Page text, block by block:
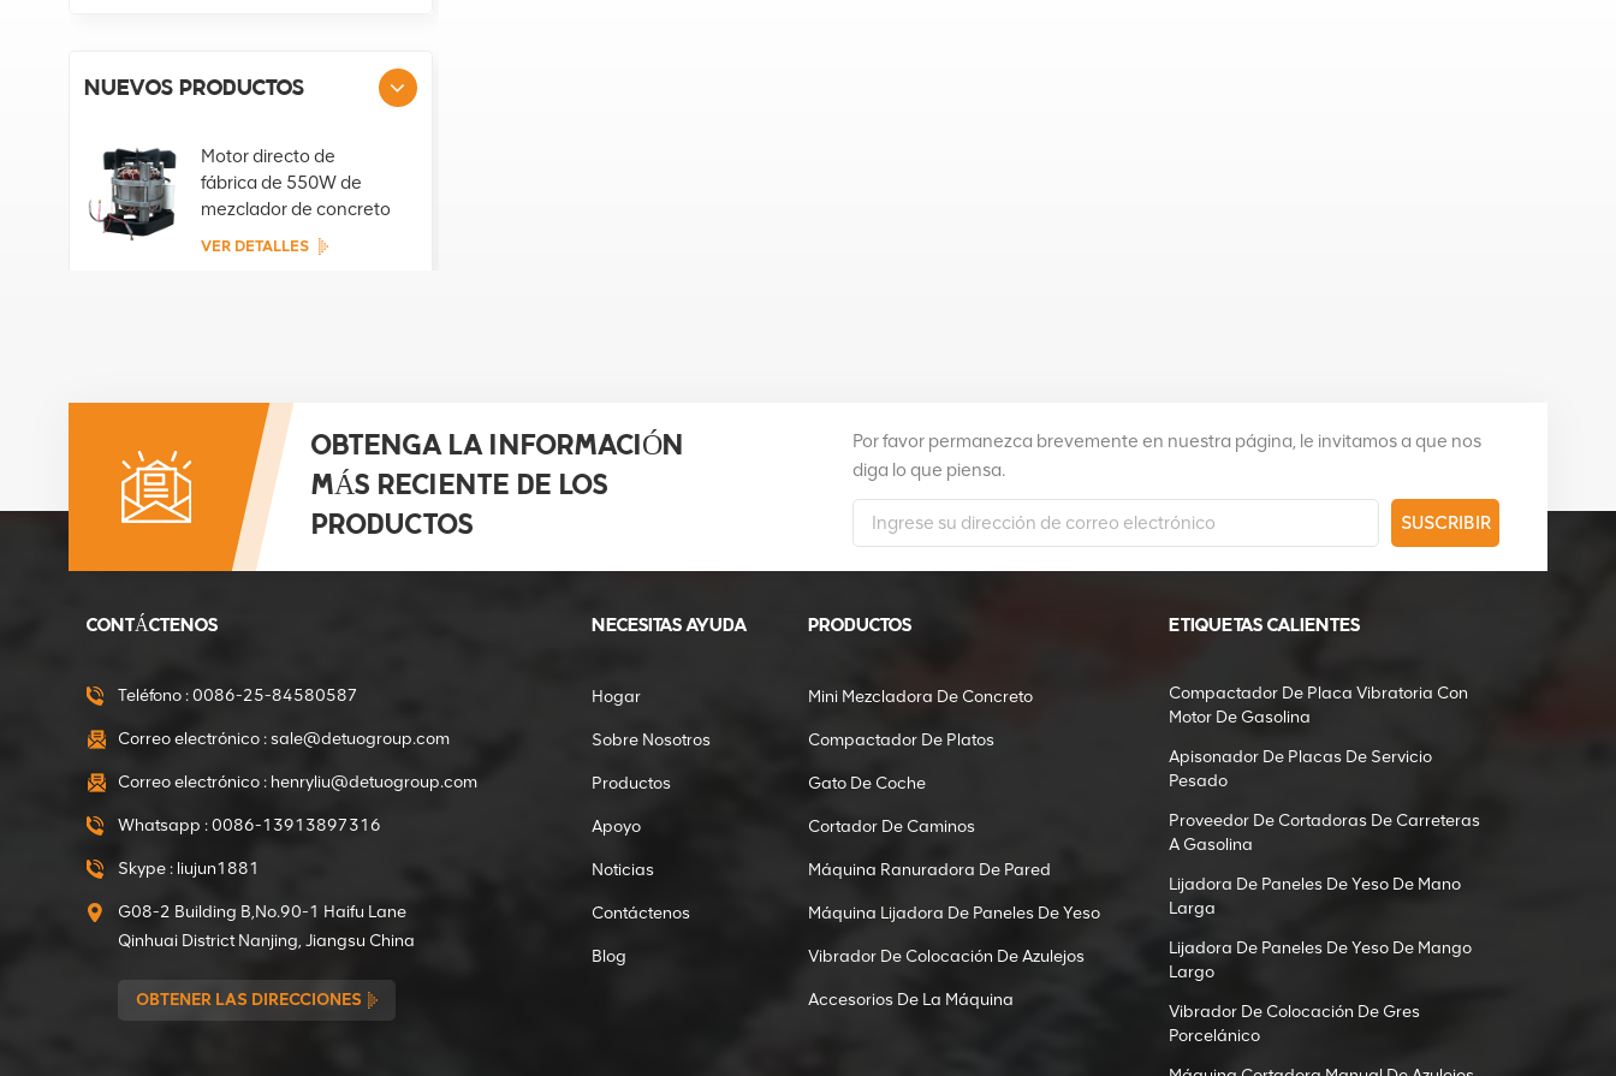
NUEVOS PRODUCTOS
Motor directo de
fábrica de 550W de
mezclador de concreto
portátil
VER DETALLES
portátil
VER DETALLES
Motor directo de
fábrica de 850W de
mezclador de concreto
portátil
VER DETALLES
de mini hormigonera
VER DETALLES
Directo de fábrica
engranajes de mini
VER DETALLES
Embragues de 15 mm
de diámetro interior
OBTENGA LA INFORMACIÓN
MÁS RECIENTE DE LOS
PRODUCTOS
Por favor permanezca brevemente en nuestra página, le invitamos a que nos
diga lo que piensa.
SUSCRIBIR
CONTÁCTENOS
Teléfono :0086-25-84580587
Correo electrónico :sale@detuogroup.com
Correo electrónico : henryliu@detuogroup.com
Whatsapp :0086-13913897316
Skype : liujun1881
G08-2 Building B,No.90-1 Haifu Lane
Qinhuai District Nanjing, Jiangsu China
OBTENER LAS DIRECCIONES
NECESITAS AYUDA
Hogar
Sobre Nosotros
Productos
Apoyo
Noticias
Contáctenos
Blog
PRODUCTOS
Mini Mezcladora De Concreto
Compactador De Platos
Gato De Coche
Cortador De Caminos
Máquina Ranuradora De Pared
Máquina Lijadora De Paneles De Yeso
Vibrador De Colocación De Azulejos
Accesorios De La Máquina
ETIQUETAS CALIENTES
Compactador De Placa Vibratoria Con
Motor De Gasolina
Apisonador De Placas De Servicio
Pesado
Proveedor De Cortadoras De Carreteras
A Gasolina
Lijadora De Paneles De Yeso De Mano
Larga
Lijadora De Paneles De Yeso De Mango
Largo
Vibrador De Colocación De Gres
Porcelánico